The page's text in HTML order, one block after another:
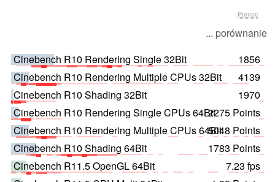
Pomoc
... porównanie
Cinebench R10 Rendering Single 32Bit
1856
Cinebench R10 Rendering Multiple CPUs 32Bit
4139
Cinebench R10 Shading 32Bit
1970
Cinebench R10 Rendering Single CPUs 64Bit2275 Points
Cinebench R10 Rendering Multiple CPUs 64Bit5048 Points
Cinebench R10 Shading 64Bit
1783 Points
Cinebench R11.5 OpenGL 64Bit
7.23 fps